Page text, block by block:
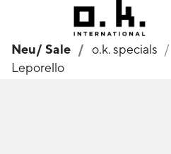
Neu/ Sale o.k. specials
Leporello